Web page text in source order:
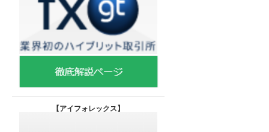
【アイフォレックス】